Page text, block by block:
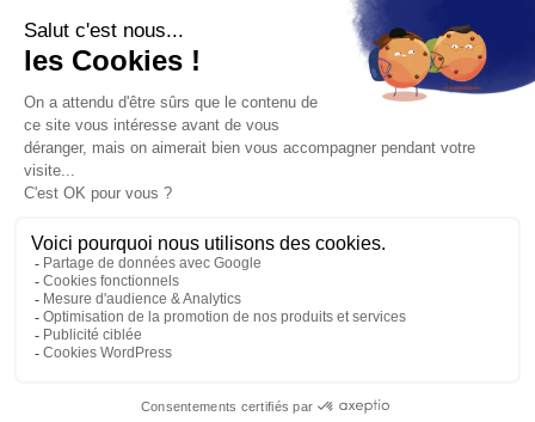
Blog
E-book
Replays
Espace Presse
Qui sommes nous ?
Nos certifications
RESTONS EN CONTACT
l’éviter ?
Politique de Cookies